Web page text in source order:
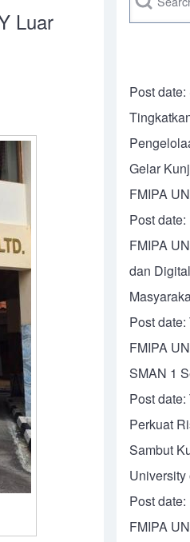
Luar
Post date:
Gelar
FMIPA
Post date:
FMIPA
dan
Post date:
FMIPA
SMAN 1
Post date:
Perkuat
Sambut
Post date:
FMIPA